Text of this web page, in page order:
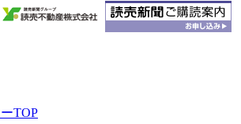
TOP